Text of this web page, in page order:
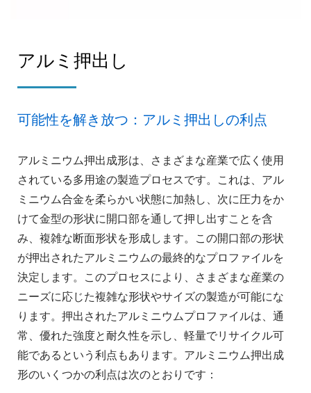
アルミ押出し
可能性を解き放つ：アルミ押出しの利点
アルミニウム押出成形は、さまざまな産業で広く使用
されている多用途の製造プロセスです。これは、アル
ミニウム合金を柔らかい状態に加熱し、次に圧力をか
けて金型の形状に開口部を通して押し出すことを含
み、複雑な断面形状を形成します。この開口部の形状
が押出されたアルミニウムの最終的なプロファイルを
決定します。このプロセスにより、さまざまな産業の
ニーズに応じた複雑な形状やサイズの製造が可能にな
ります。押出されたアルミニウムプロファイルは、通
常、優れた強度と耐久性を示し、軽量でリサイクル可
能であるという利点もあります。アルミニウム押出成
形のいくつかの利点は次のとおりです：